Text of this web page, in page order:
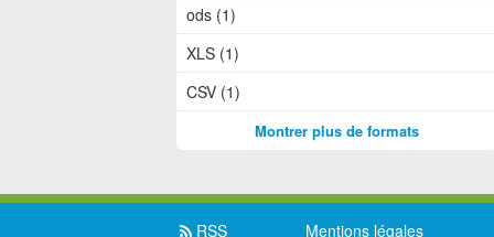
ods (1)
XLS (1)
CSV (1)
Montrer plus de formats
RSS Mentions légales